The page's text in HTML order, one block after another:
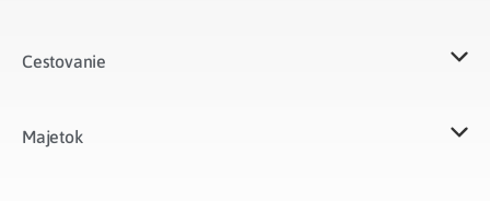
Cestovanie
Majetok​